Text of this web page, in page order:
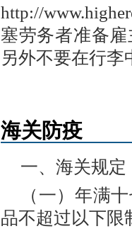
http://
塞劳务者准备
另外不要在行李
海关防疫
一、海关规定
（一）年满
品不超过以下限